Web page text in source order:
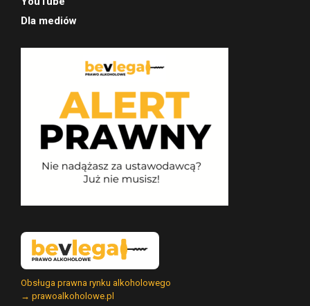
Dla mediów
Obsługa prawna rynku alkoholowego
→ prawoalkoholowe.pl